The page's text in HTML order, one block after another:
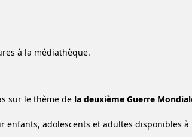
à la médiathèque.
sur le thème de la deuxième Guerre
enfants, adolescents et adultes disponibles